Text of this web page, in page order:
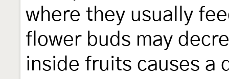
where they usually
flower buds may
inside fruits causes a